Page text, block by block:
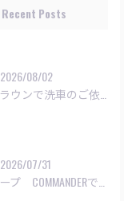
Recent Posts
2026/08/02
2026/07/31